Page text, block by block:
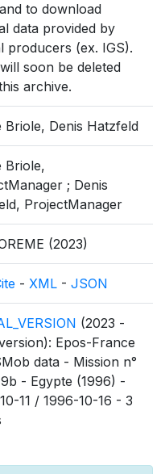
to download
data provided by
producers (ex. IGS).
soon be deleted
archive.
Briole, Denis Hatzfeld
Briole,
; Denis
ProjectManager
(2023)
- XML - JSON
(2023 -
Epos-France
data - Mission n°
- Egypte (1996) -
11 / 1996-10-16 - 3